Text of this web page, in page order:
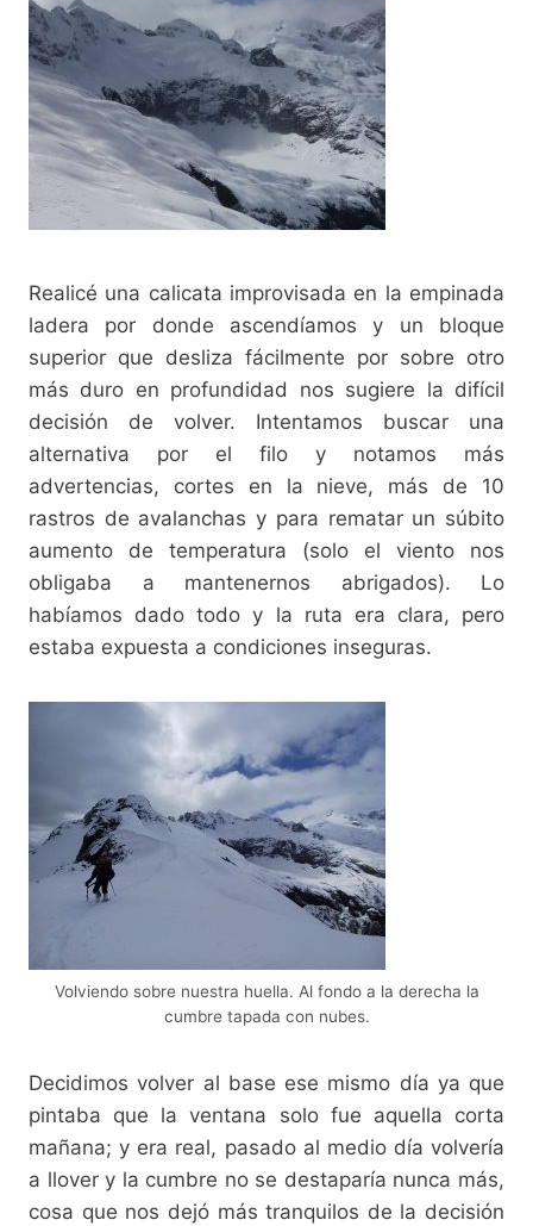
Realicé una calicata improvisada en la empinada
ladera por donde ascendíamos y un bloque
superior que desliza fácilmente por sobre otro
más duro en profundidad nos sugiere la difícil
decisión de volver. Intentamos buscar una
alternativa por el filo y notamos más
advertencias, cortes en la nieve, más de 10
rastros de avalanchas y para rematar un súbito
aumento de temperatura (solo el viento nos
obligaba a mantenernos abrigados). Lo
habíamos dado todo y la ruta era clara, pero
estaba expuesta a condiciones inseguras.
Volviendo sobre nuestra huella. Al fondo a la derecha la
cumbre tapada con nubes.
Decidimos volver al base ese mismo día ya que
pintaba que la ventana solo fue aquella corta
mañana; y era real, pasado al medio día volvería
a llover y la cumbre no se destaparía nunca más,
cosa que nos dejó más tranquilos de la decisión